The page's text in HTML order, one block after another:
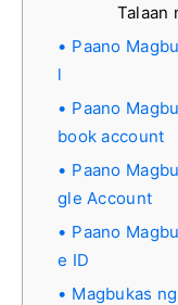
Talaan
Paano
l
Paano
book account
Paano
gle Account
Paano
e ID
Magbukas